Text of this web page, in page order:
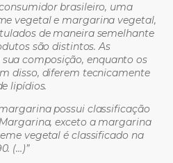
brasileiro, uma
vegetal e margarina vegetal,
de maneira semelhante
são distintos. As
composição, enquanto os
disso, diferem tecnicamente
lipídios.
possui classificação
Margarina, exceto a margarina
vegetal é classificado na
(…)”